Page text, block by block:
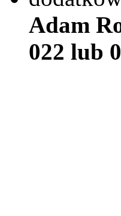
Adam
022 lub